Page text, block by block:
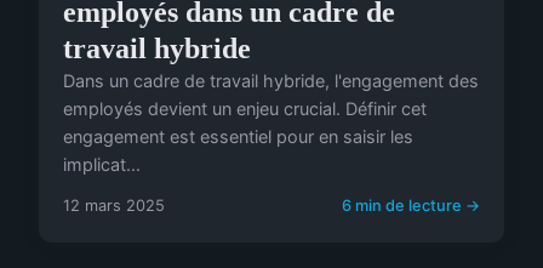
employés dans un cadre de
travail hybride
Dans un cadre de travail hybride, l'engagement des
employés devient un enjeu crucial. Définir cet
engagement est essentiel pour en saisir les
implicat...
12 mars 2025 6 min de lecture →